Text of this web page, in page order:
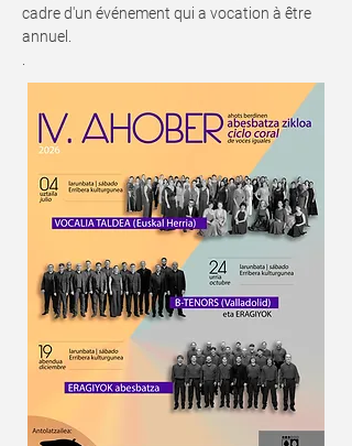
cadre d'un événement qui a vocation à être
annuel.